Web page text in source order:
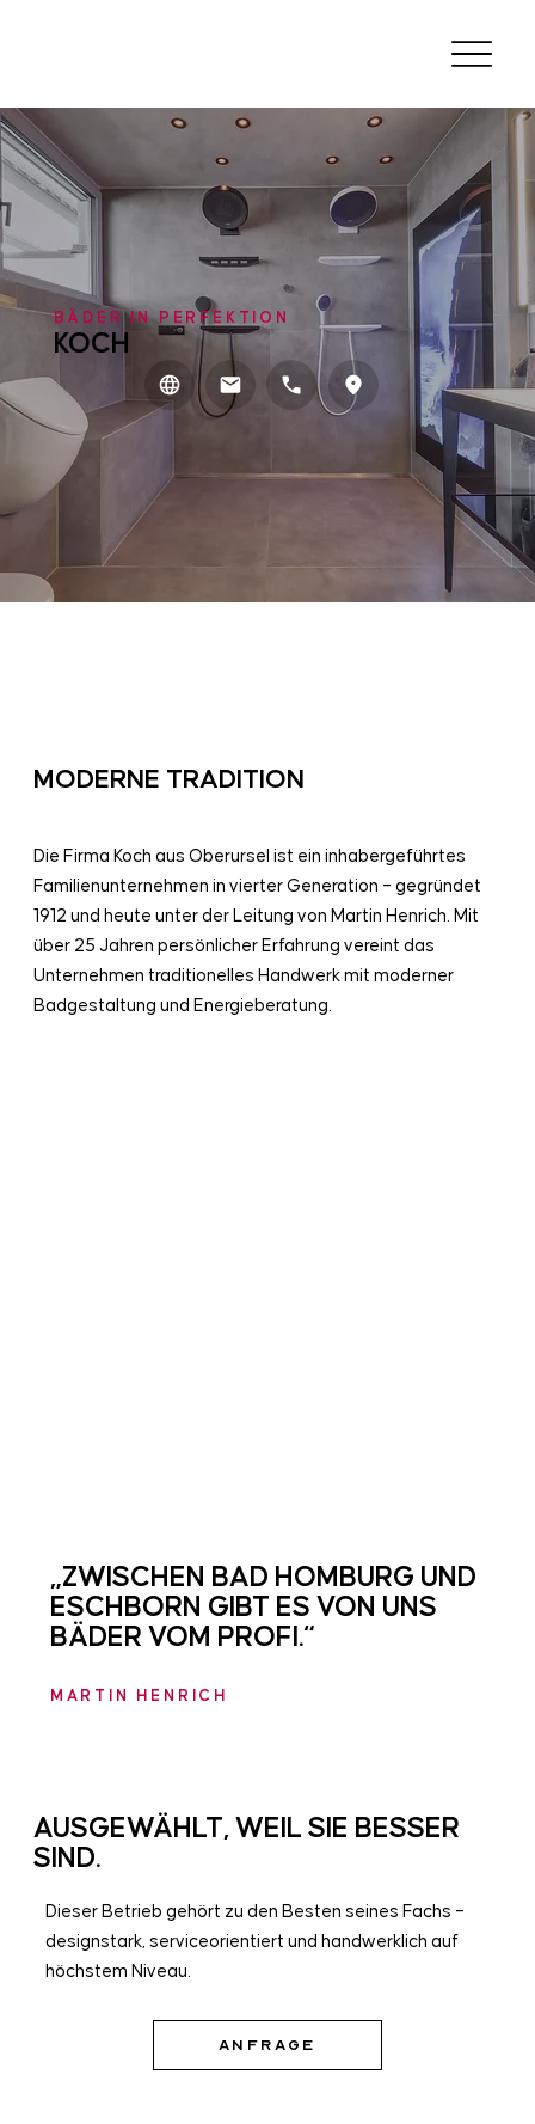
BÄDER IN PERFEKTION
KOCH
MODERNE TRADITION
Die Firma Koch aus Oberursel ist ein inhabergeführtes
Familienunternehmen in vierter Generation – gegründet
1912 und heute unter der Leitung von Martin Henrich. Mit
über 25 Jahren persönlicher Erfahrung vereint das
Unternehmen traditionelles Handwerk mit moderner
Badgestaltung und Energieberatung.
„ZWISCHEN BAD HOMBURG UND
ESCHBORN GIBT ES VON UNS
BÄDER VOM PROFI.“
MARTIN HENRICH
AUSGEWÄHLT, WEIL SIE BESSER
SIND.
Dieser Betrieb gehört zu den Besten seines Fachs –
designstark, serviceorientiert und handwerklich auf
höchstem Niveau.
ANFRAGE